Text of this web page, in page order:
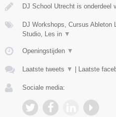
DJ School Utrecht is onderdeel
DJ Workshops, Cursus Ableton
Studio, Les in ▼
Openingstijden ▼
Laatste tweets ▼ Laatste
Sociale media: